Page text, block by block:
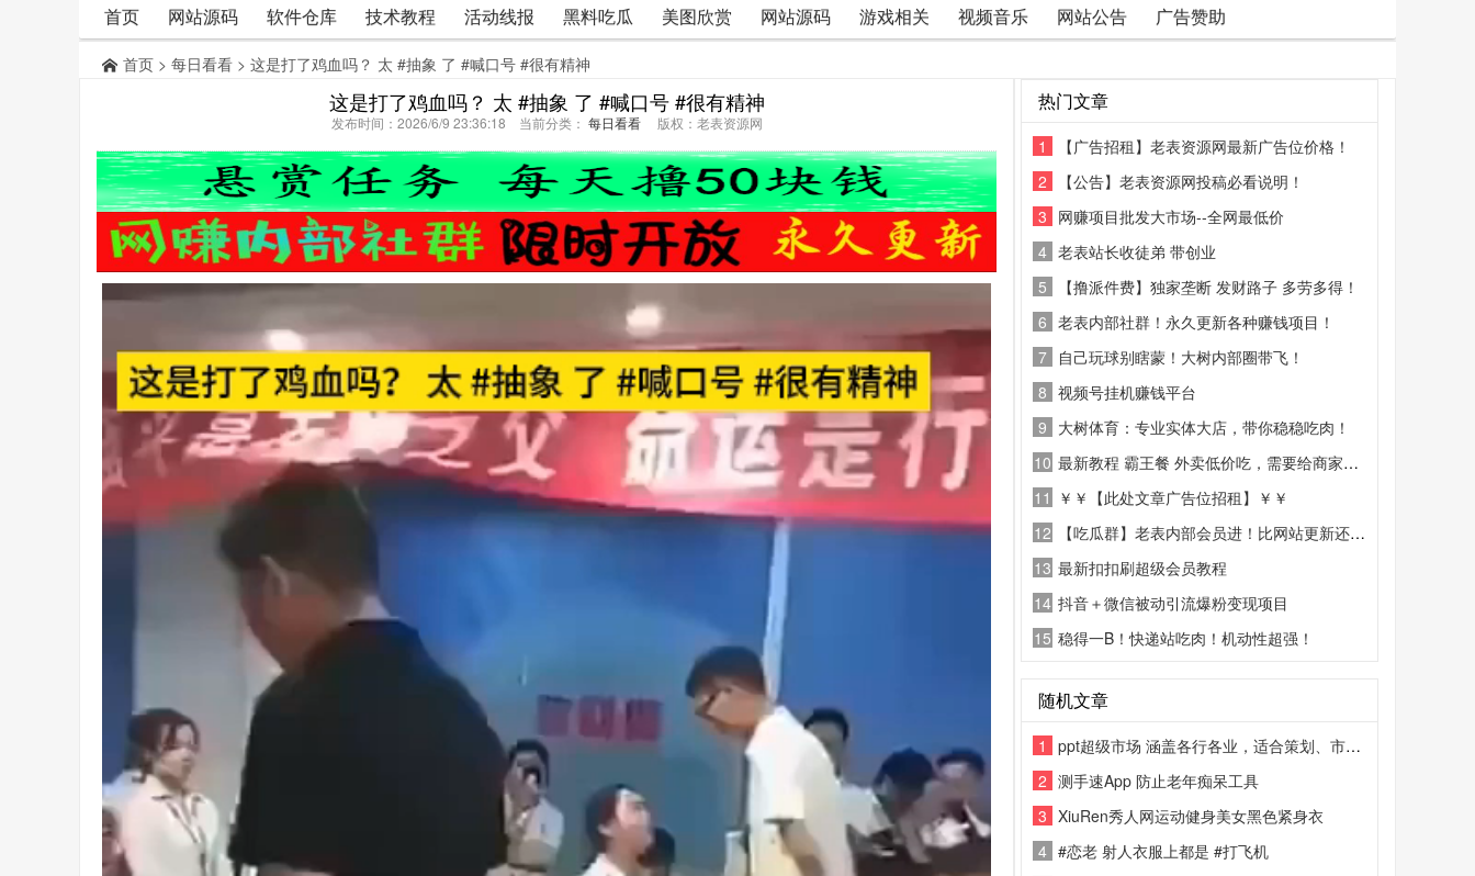
首页 网站源码 软件仓库 技术教程 活动线报 黑料吃瓜 美图欣赏 网站源码 游戏相关 视频音乐 网站公告 广告赞助
首页 > 每日看看 > 这是打了鸡血吗？ 太 #抽象 了 #喊口号 #很有精神
这是打了鸡血吗？ 太 #抽象 了 #喊口号 #很有精神
发布时间：2026/6/9 23:36:18 当前分类： 每日看看版权：老表资源网
热门文章
1
【广告招租】老表资源网最新广告位价格！
2
【公告】老表资源网投稿必看说明！
3 网赚项目批发大市场--全网最低价
4 老表站长收徒弟 带创业
5
【撸派件费】独家垄断 发财路子 多劳多得！
6 老表内部社群！永久更新各种赚钱项目！
7 自己玩球别瞎蒙！大树内部圈带飞！
8 视频号挂机赚钱平台
9 大树体育：专业实体大店，带你稳稳吃肉！
10 最新教程 霸王餐 外卖低价吃，需要给商家好评
11 ￥￥【此处文章广告位招租】￥￥
12
【吃瓜群】老表内部会员进！比网站更新还精彩！
13 最新扣扣刷超级会员教程
14 抖音＋微信被动引流爆粉变现项目
15 稳得一B！快递站吃肉！机动性超强！
随机文章
1
ppt超级市场 涵盖各行各业，适合策划、市场、企宣、教师等各岗位人才使用。
2 测手速App 防止老年痴呆工具
3 XiuRen秀人网运动健身美女黑色紧身衣
4 #恋老 射人衣服上都是 #打飞机